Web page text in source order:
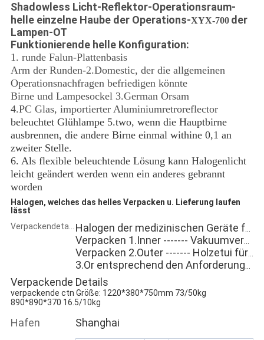
Shadowless Licht-Reflektor-Operationsraum-
helle einzelne Haube der Operations-XYX-700 der
Lampen-OT
Funktionierende helle Konfiguration:
1. runde Falun-Plattenbasis
Arm der Runden-2.Domestic, der die allgemeinen
Operationsnachfragen befriedigen könnte
Birne und Lampesockel 3.German Orsam
4.PC Glas, importierter Aluminiumretroreflector
beleuchtet Glühlampe 5.two, wenn die Hauptbirne
ausbrennen, die andere Birne einmal withine 0,1 an
zweiter Stelle.
6. Als flexible beleuchtende Lösung kann Halogenlicht
leicht geändert werden wenn ein anderes gebrannt
worden
Halogen, welches das helles Verpacken u. Lieferung laufen
lässt
Verpackendetails
Halogen der medizinischen Geräte funktionierendes Licht
Verpacken 1.Inner ------- Vakuumverpackung
Verpacken 2.Outer ------- Holzetui für den Export
3.Or entsprechend den Anforderungen der Kunden, nehmen wir Soem an
Verpackende Details
verpackende ctn Größe: 1220*380*750mm 73/50kg
890*890*370 16.5/10kg
Hafen Shanghai